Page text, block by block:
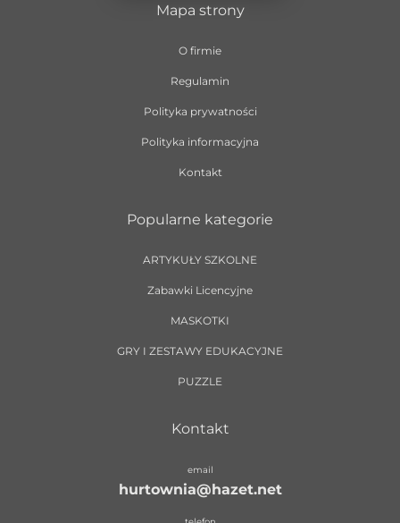
Mapa strony
O firmie
Regulamin
Polityka prywatności
Polityka informacyjna
Kontakt
Popularne kategorie
ARTYKUŁY SZKOLNE
Zabawki Licencyjne
MASKOTKI
GRY I ZESTAWY EDUKACYJNE
PUZZLE
Kontakt
email
hurtownia@hazet.net